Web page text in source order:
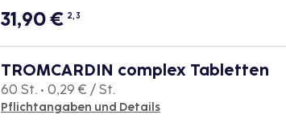
31,90€ 2, 3
TROMCARDIN complex Tabletten
60 St. • 0,29 € / St.
Pflichtangaben und Details